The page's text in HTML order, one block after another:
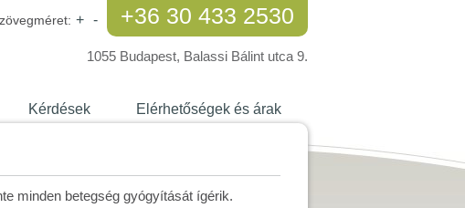
+ - +36 30 433 2530
1055 Budapest, Balassi Bálint utca 9.
Kérdések Elérhetőségek és árak
minden betegség gyógyítását ígérik.